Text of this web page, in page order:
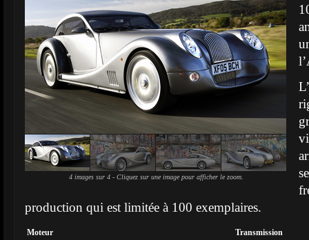
4 images sur 4 - Cliquez sur une image pour afficher le zoom.
production qui est limitée à 100 exemplaires.
Moteur Transmission